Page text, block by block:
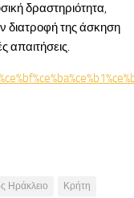
δραστηριότητα,
διατροφή της άσκηση
απαιτήσεις.
Ηράκλειο
Κρήτη